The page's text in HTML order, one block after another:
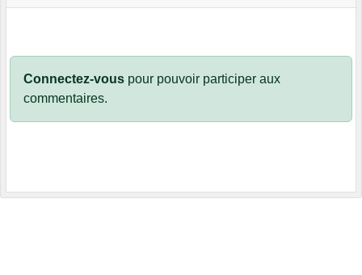
Connectez-vous pour pouvoir participer aux
commentaires.